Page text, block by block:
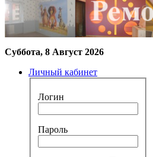
Суббота, 8 Август 2026
Личный кабинет
Логин
Пароль